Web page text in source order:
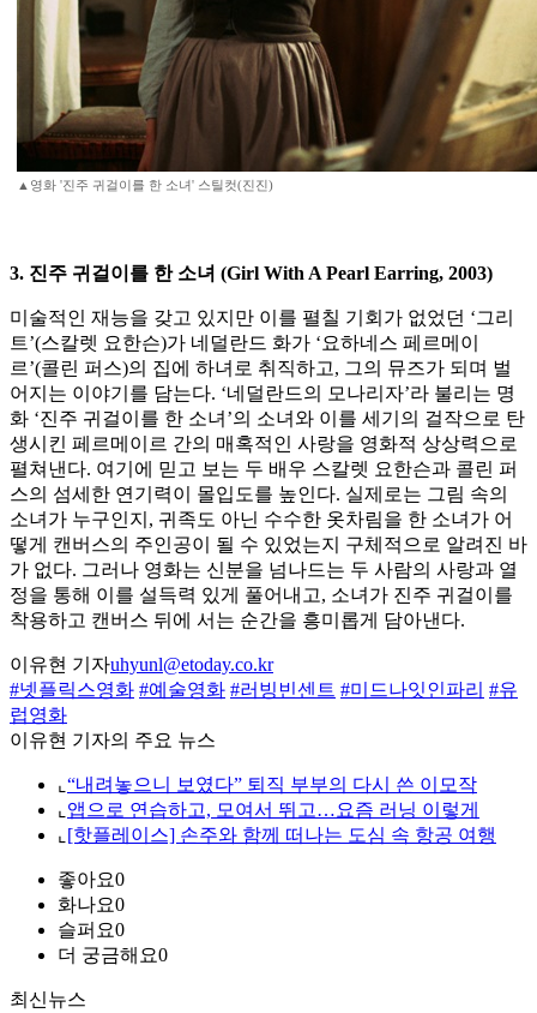
▲영화 '진주 귀걸이를 한 소녀' 스틸컷(진진)
3. 진주 귀걸이를 한 소녀 (Girl With A Pearl Earring, 2003)
미술적인 재능을 갖고 있지만 이를 펼칠 기회가 없었던 ‘그리
트’(스칼렛 요한슨)가 네덜란드 화가 ‘요하네스 페르메이
르’(콜린 퍼스)의 집에 하녀로 취직하고, 그의 뮤즈가 되며 벌
어지는 이야기를 담는다. ‘네덜란드의 모나리자’라 불리는 명
화 ‘진주 귀걸이를 한 소녀’의 소녀와 이를 세기의 걸작으로 탄
생시킨 페르메이르 간의 매혹적인 사랑을 영화적 상상력으로
펼쳐낸다. 여기에 믿고 보는 두 배우 스칼렛 요한슨과 콜린 퍼
스의 섬세한 연기력이 몰입도를 높인다. 실제로는 그림 속의
소녀가 누구인지, 귀족도 아닌 수수한 옷차림을 한 소녀가 어
떻게 캔버스의 주인공이 될 수 있었는지 구체적으로 알려진 바
가 없다. 그러나 영화는 신분을 넘나드는 두 사람의 사랑과 열
정을 통해 이를 설득력 있게 풀어내고, 소녀가 진주 귀걸이를
착용하고 캔버스 뒤에 서는 순간을 흥미롭게 담아낸다.
이유현 기자uhyunl@etoday.co.kr
#넷플릭스영화 #예술영화 #러빙빈센트 #미드나잇인파리 #유
럽영화
이유현 기자의 주요 뉴스
⌞ “내려놓으니 보였다” 퇴직 부부의 다시 쓴 이모작
⌞ 앱으로 연습하고, 모여서 뛰고…요즘 러닝 이렇게
⌞ [핫플레이스] 손주와 함께 떠나는 도심 속 항공 여행
좋아요0
화나요0
슬퍼요0
더 궁금해요0
최신뉴스